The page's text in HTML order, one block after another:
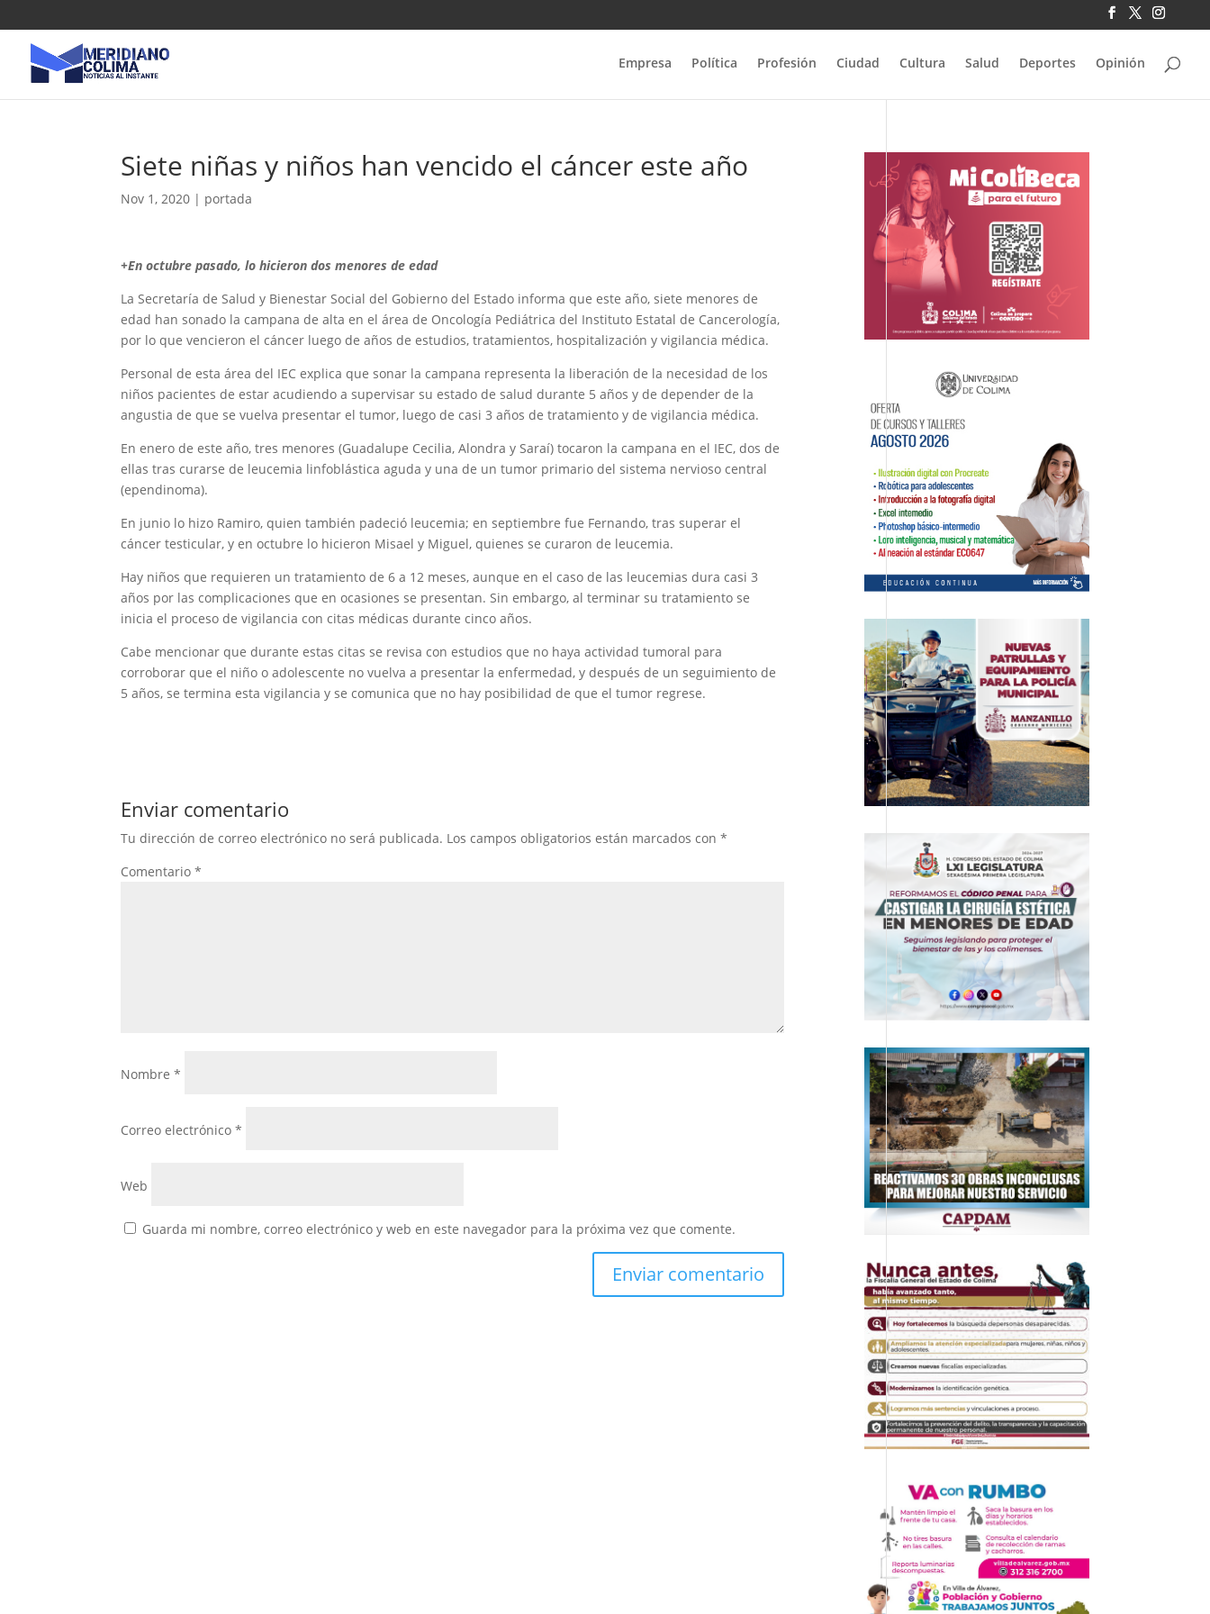
Empresa Política Profesión Ciudad Cultura Salud Deportes Opinión
Siete niñas y niños han vencido el cáncer este año
Nov 1, 2020 | portada
+En octubre pasado, lo hicieron dos menores de edad
La Secretaría de Salud y Bienestar Social del Gobierno del Estado informa que este año, siete menores de
edad han sonado la campana de alta en el área de Oncología Pediátrica del Instituto Estatal de Cancerología,
por lo que vencieron el cáncer luego de años de estudios, tratamientos, hospitalización y vigilancia médica.
Personal de esta área del IEC explica que sonar la campana representa la liberación de la necesidad de los
niños pacientes de estar acudiendo a supervisar su estado de salud durante 5 años y de depender de la
angustia de que se vuelva presentar el tumor, luego de casi 3 años de tratamiento y de vigilancia médica.
En enero de este año, tres menores (Guadalupe Cecilia, Alondra y Saraí) tocaron la campana en el IEC, dos de
ellas tras curarse de leucemia linfoblástica aguda y una de un tumor primario del sistema nervioso central
(ependinoma).
En junio lo hizo Ramiro, quien también padeció leucemia; en septiembre fue Fernando, tras superar el
cáncer testicular, y en octubre lo hicieron Misael y Miguel, quienes se curaron de leucemia.
Hay niños que requieren un tratamiento de 6 a 12 meses, aunque en el caso de las leucemias dura casi 3
años por las complicaciones que en ocasiones se presentan. Sin embargo, al terminar su tratamiento se
inicia el proceso de vigilancia con citas médicas durante cinco años.
Cabe mencionar que durante estas citas se revisa con estudios que no haya actividad tumoral para
corroborar que el niño o adolescente no vuelva a presentar la enfermedad, y después de un seguimiento de
5 años, se termina esta vigilancia y se comunica que no hay posibilidad de que el tumor regrese.
Enviar comentario
Tu dirección de correo electrónico no será publicada. Los campos obligatorios están marcados con*
Comentario*
Nombre*
Correo electrónico*
Web
Guarda mi nombre, correo electrónico y web en este navegador para la próxima vez que comente.